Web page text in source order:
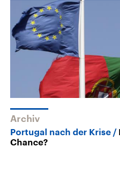
Archiv
Portugal nach der Krise
Chance?